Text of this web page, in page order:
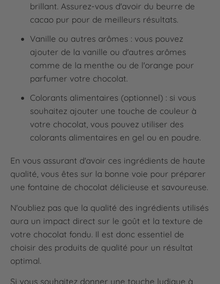
brillant. Assurez-vous d'avoir du beurre de
cacao pur pour de meilleurs résultats.
Vanille ou autres arômes : vous pouvez
ajouter de la vanille ou d'autres arômes
comme de la menthe ou de l'orange pour
parfumer votre chocolat.
Colorants alimentaires (optionnel) : si vous
souhaitez ajouter une touche de couleur à
votre chocolat, vous pouvez utiliser des
colorants alimentaires en gel ou en poudre.
En vous assurant d'avoir ces ingrédients de haute
qualité, vous êtes sur la bonne voie pour préparer
une fontaine de chocolat délicieuse et savoureuse.
N'oubliez pas que la qualité des ingrédients utilisés
aura un impact direct sur le goût et la texture de
votre chocolat fondu. Il est donc essentiel de
choisir des produits de qualité pour un résultat
optimal.
Si vous souhaitez donner une touche ludique à